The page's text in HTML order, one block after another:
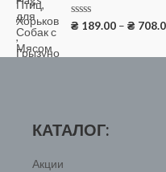
и
з
О
н
₴ 189.00 –₴
КАТАЛОГ:
Акции